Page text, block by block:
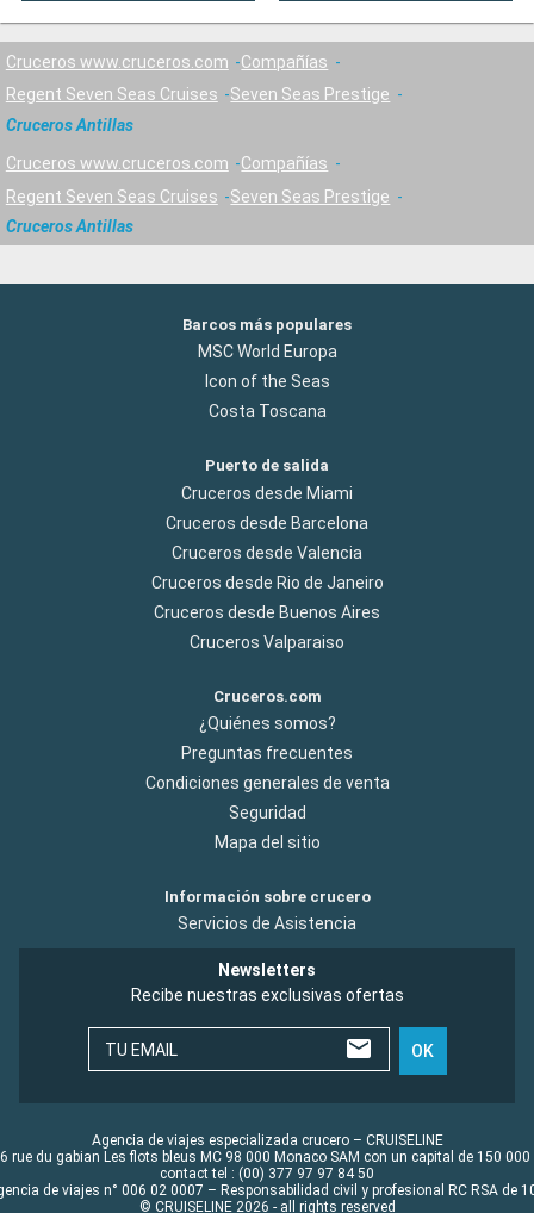
Cruceros www.cruceros.com
Compañías
Regent Seven Seas Cruises
Seven Seas Prestige
Cruceros Antillas
Cruceros www.cruceros.com
Compañías
Regent Seven Seas Cruises
Seven Seas Prestige
Cruceros Antillas
Barcos más populares
MSC World Europa
Icon of the Seas
Costa Toscana
Puerto de salida
Cruceros desde Miami
Cruceros desde Barcelona
Cruceros desde Valencia
Cruceros desde Rio de Janeiro
Cruceros desde Buenos Aires
Cruceros Valparaiso
Cruceros.com
¿Quiénes somos?
Preguntas frecuentes
Condiciones generales de venta
Seguridad
Mapa del sitio
Información sobre crucero
Servicios de Asistencia
Newsletters
Recibe nuestras exclusivas ofertas
TU EMAIL OK
Agencia de viajes especializada crucero – CRUISELINE
rue du gabian Les flots bleus MC 98 000 Monaco SAM con un capital de 150 000
contact tel : (00) 377 97 97 84 50
de viajes n° 006 02 0007 – Responsabilidad civil y profesional RC RSA de
© CRUISELINE 2026 - all rights reserved